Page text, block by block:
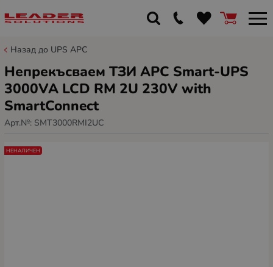
Назад до UPS APC
Непрекъсваем ТЗИ APC Smart-UPS
3000VA LCD RM 2U 230V with
SmartConnect
Арт.№: SMT3000RMI2UC
НЕНАЛИЧЕН